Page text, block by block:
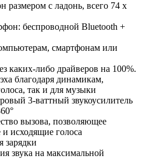
размером с ладонь, всего 74 x
беспроводной Bluetooth +
смартфонам или
каких-либо драйверов на 100%.
благодаря динамикам,
так и для музыки
3-ваттный звукоусилитель
вызова, позволяющее
исходящие голоса
зарядки
звука на максимальной